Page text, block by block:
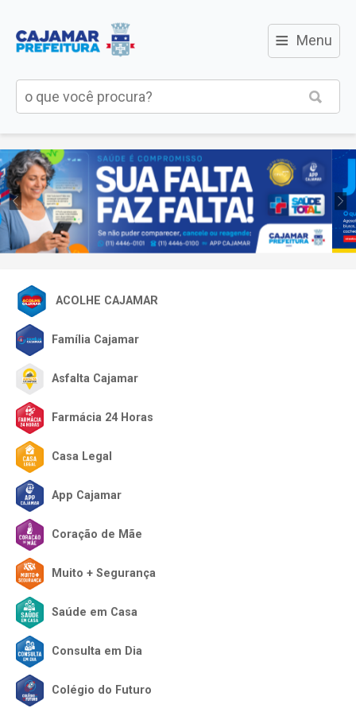
≡ Menu
ACOLHE CAJAMAR
Família Cajamar
Asfalta Cajamar
Farmácia 24 Horas
Casa Legal
App Cajamar
Coração de Mãe
Muito + Segurança
Saúde em Casa
Consulta em Dia
Colégio do Futuro